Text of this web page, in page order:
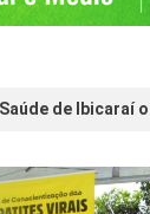
de Ibicaraí